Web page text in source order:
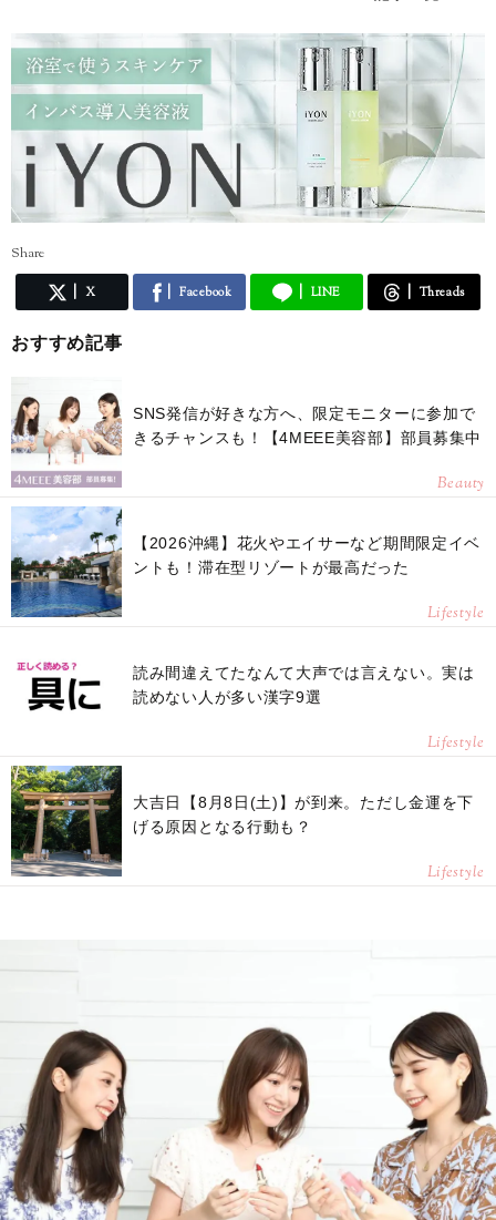
りした海辺の街からみなさんの心を少しだけ暖かくする言葉をお届けで
Share
X Facebook LINE Threads
おすすめ記事
SNS発信が好きな方へ、限定モニターに参加で
きるチャンスも！【4MEEE美容部】部員募集中
Beauty
【2026沖縄】花火やエイサーなど期間限定イベ
ントも！滞在型リゾートが最高だった
Lifestyle
読み間違えてたなんて大声では言えない。実は
読めない人が多い漢字9選
Lifestyle
大吉日【8月8日(土)】が到来。ただし金運を下
げる原因となる行動も？
Lifestyle